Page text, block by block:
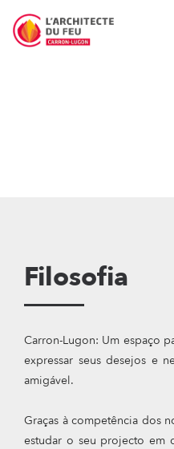
Filosofia
Carron-Lugon: Um espaço
expressar seus desejos e
amigável.
Graças à competência dos
estudar o seu projecto em